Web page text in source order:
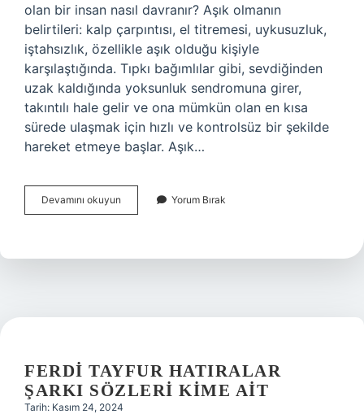
olan bir insan nasıl davranır? Aşık olmanın
belirtileri: kalp çarpıntısı, el titremesi, uykusuzluk,
iştahsızlık, özellikle aşık olduğu kişiyle
karşılaştığında. Tıpkı bağımlılar gibi, sevdiğinden
uzak kaldığında yoksunluk sendromuna girer,
takıntılı hale gelir ve ona mümkün olan en kısa
sürede ulaşmak için hızlı ve kontrolsüz bir şekilde
hareket etmeye başlar. Aşık…
Devamını okuyun
Insanın
Olduğunu
Yorum Bırak
FERDI TAYFUR HATIRALAR
ŞARKI SÖZLERI KIME AIT
Tarih: Kasım 24, 2024